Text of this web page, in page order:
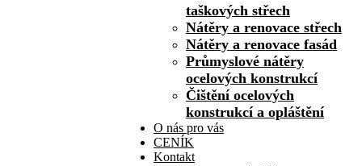
taškových střech
Nátěry a renovace střech
Nátěry a renovace fasád
Průmyslové nátěry
ocelových konstrukcí
Čištění ocelových
konstrukcí a opláštění
O nás pro vás
CENÍK
Kontakt